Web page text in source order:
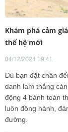
Khám phá cảm
thế hệ mới
04/12/2024 19:41
Dù bạn đặt chân
danh lam thắng
động 4 bánh toàn
luôn đồng hành,
đường.